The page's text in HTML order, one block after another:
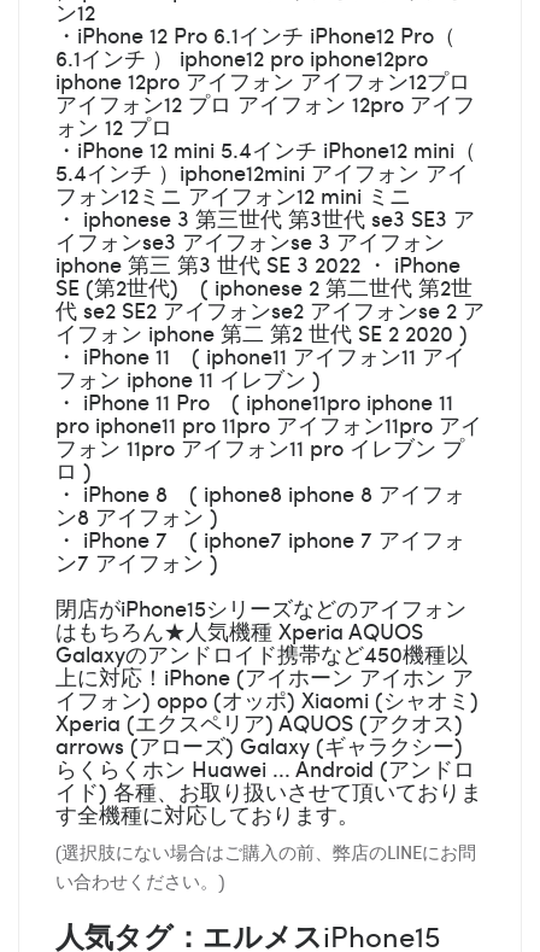
ン12
・iPhone 12 Pro 6.1インチ iPhone12 Pro（
6.1インチ ） iphone12 pro iphone12pro
iphone 12pro アイフォン アイフォン12プロ
アイフォン12 プロ アイフォン 12pro アイフ
ォン 12 プロ
・iPhone 12 mini 5.4インチ iPhone12 mini（
5.4インチ ）iphone12mini アイフォン アイ
フォン12ミニ アイフォン12 mini ミニ
・ iphonese 3 第三世代 第3世代 se3 SE3 ア
イフォンse3 アイフォンse 3 アイフォン
iphone 第三 第3 世代 SE 3 2022 ・ iPhone
SE (第2世代) ( iphonese 2 第二世代 第2世
代 se2 SE2 アイフォンse2 アイフォンse 2 ア
イフォン iphone 第二 第2 世代 SE 2 2020 )
・ iPhone 11 ( iphone11 アイフォン11 アイ
フォン iphone 11 イレブン )
・ iPhone 11 Pro ( iphone11pro iphone 11
pro iphone11 pro 11pro アイフォン11pro アイ
フォン 11pro アイフォン11 pro イレブン プ
ロ )
・ iPhone 8 ( iphone8 iphone 8 アイフォ
ン8 アイフォン )
・ iPhone 7 ( iphone7 iphone 7 アイフォ
ン7 アイフォン )
閉店がiPhone15シリーズなどのアイフォン
はもちろん★人気機種 Xperia AQUOS
Galaxyのアンドロイド携帯など450機種以
上に対応！iPhone (アイホーン アイホン ア
イフォン) oppo (オッポ) Xiaomi (シャオミ)
Xperia (エクスペリア) AQUOS (アクオス)
arrows (アローズ) Galaxy (ギャラクシー)
らくらくホン Huawei ... Android (アンドロ
イド) 各種、お取り扱いさせて頂いておりま
す全機種に対応しております。
(選択肢にない場合はご購入の前、弊店のLINEにお問
い合わせください。)
人気タグ：エルメスiPhone15